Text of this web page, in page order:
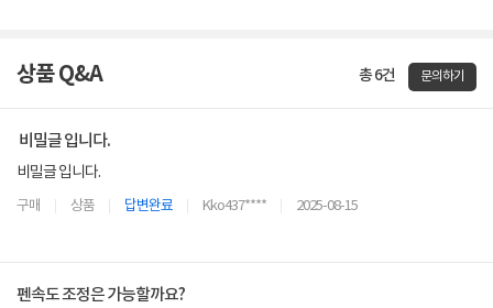
상품 Q&A 총 6건 문의하기
비밀글 입니다.
비밀글 입니다.
구매 상품 답변완료 Kko437**** 2025-08-15
펜속도 조정은 가능할까요?